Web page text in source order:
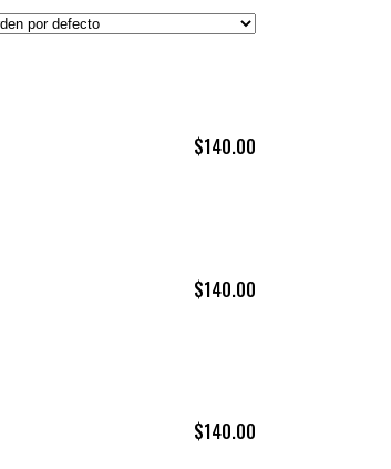
$140.00
$140.00
$140.00